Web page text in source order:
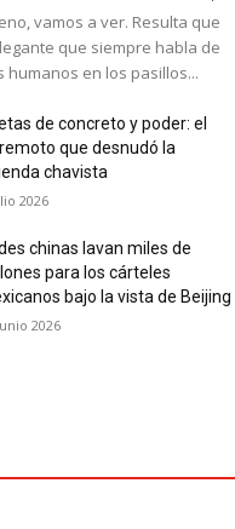
vamos a ver. Resulta que
que siempre habla de
en los pasillos...
de concreto y poder: el
que desnudó la
chavista
2026
chinas lavan miles de
para los cárteles
bajo la vista de Beijing
2026